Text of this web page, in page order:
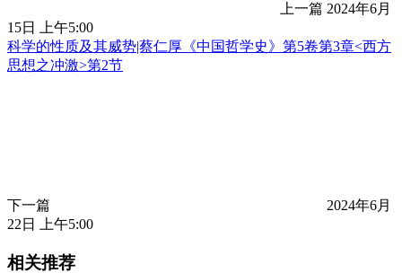
上一篇 2024年6月
15日 上午5:00
科学的性质及其威势|蔡仁厚《中国哲学史》第5卷第3章<西方
思想之冲激>第2节
下一篇
2024年6月
22日 上午5:00
相关推荐